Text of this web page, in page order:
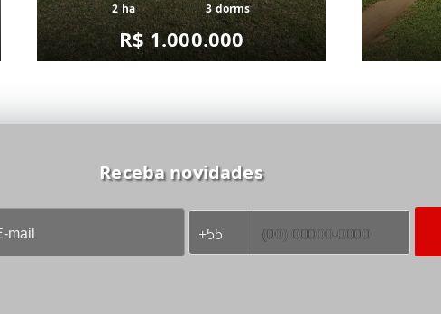
2 ha 3 dorms
R$ 1.000.000
Receba novidades